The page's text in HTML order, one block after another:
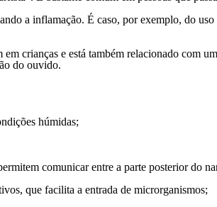
a inflamação. É caso, por exemplo, do
crianças e está também relacionado com
do ouvido.
húmidas;
comunicar entre a parte posterior do
que facilita a entrada de microrganismos;